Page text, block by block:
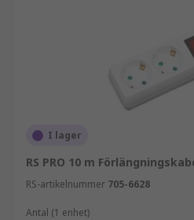
Förlängningskablar används
kabelrör
buntband och
RS PRO
I lager
RS PRO 10 m
RS-artikelnummer 705-6628
Antal (1 enhet)